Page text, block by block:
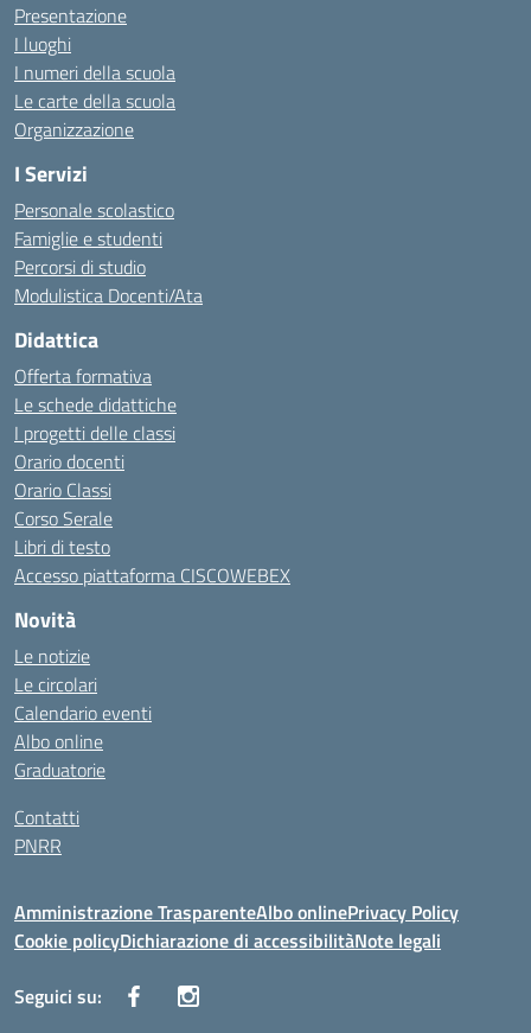
Presentazione
I luoghi
I numeri della scuola
Le carte della scuola
Organizzazione
I Servizi
Personale scolastico
Famiglie e studenti
Percorsi di studio
Modulistica Docenti/Ata
Didattica
Offerta formativa
Le schede didattiche
I progetti delle classi
Orario docenti
Orario Classi
Corso Serale
Libri di testo
Accesso piattaforma CISCOWEBEX
Novità
Le notizie
Le circolari
Calendario eventi
Albo online
Graduatorie
Contatti
PNRR
Amministrazione TrasparenteAlbo onlinePrivacy Policy
Cookie policyDichiarazione di accessibilitàNote legali
Seguici su: